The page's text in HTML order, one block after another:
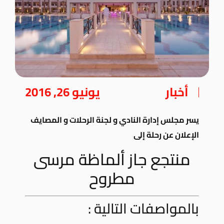
أخبار يونيو 26, 2016
يسر مجلس إدارة النادي و لجنة الرحلات و المصايف
الإعلان عن رحلة إلى
منتجع جاز ألماظة مرسى
مطروح
بالمواصفات التالية :